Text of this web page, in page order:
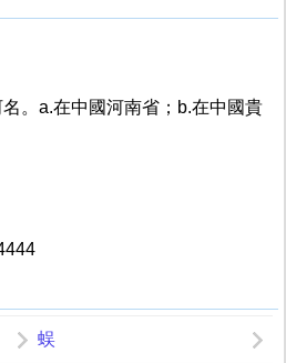
名。a.在中國河南省；b.在中國貴
蜈